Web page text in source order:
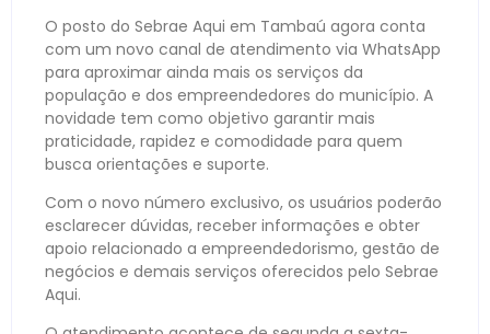
O posto do Sebrae Aqui em Tambaú agora conta
com um novo canal de atendimento via WhatsApp
para aproximar ainda mais os serviços da
população e dos empreendedores do município. A
novidade tem como objetivo garantir mais
praticidade, rapidez e comodidade para quem
busca orientações e suporte.
Com o novo número exclusivo, os usuários poderão
esclarecer dúvidas, receber informações e obter
apoio relacionado a empreendedorismo, gestão de
negócios e demais serviços oferecidos pelo Sebrae
Aqui.